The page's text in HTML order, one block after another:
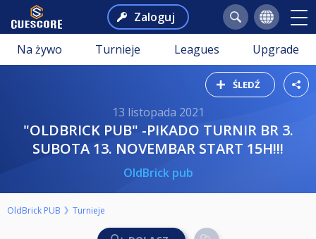
Zaloguj
Na żywo Turnieje Leagues Upgrade
ŚLEDŹ
13 listopada 2021
"OLDBRICK PUB" -PIKADO TURNIR BR 3.
SUBOTA 13. NOVEMBAR START 15H!!!
OldBrick pub
OldBrick PUB Turnieje